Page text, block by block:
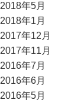
2018年5月
2018年1月
2017年12月
2017年11月
2016年7月
2016年6月
2016年5月